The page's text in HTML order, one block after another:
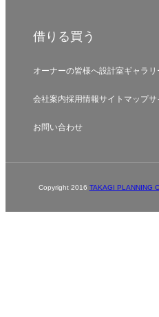
借りる 買う
オーナーの皆様へ設計室ギャラリ
会社案内採用情報サイトマップサ
お問い合わせ
Copyright 2016 TAKAGI PLANNING